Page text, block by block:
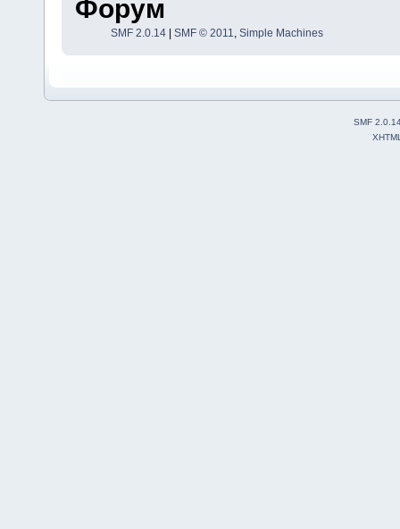
Форум
SMF 2.0.14| SMF © 2011 Simple Machines
SMF